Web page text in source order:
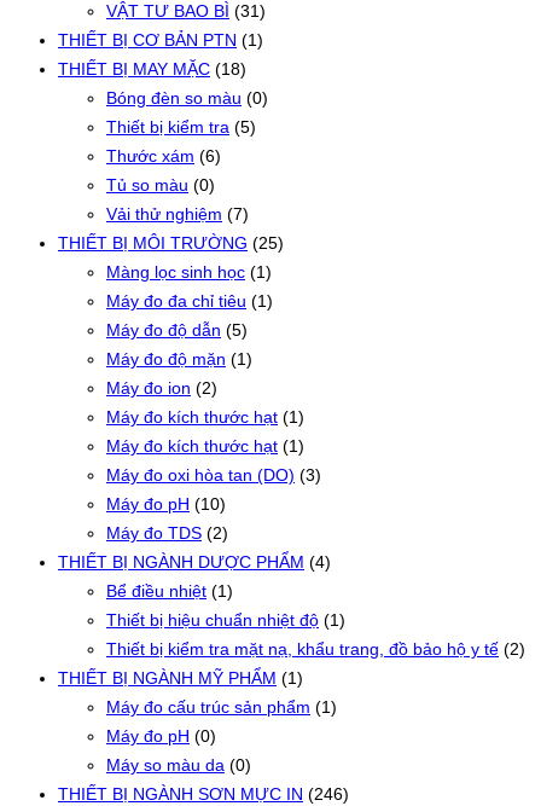
VẬT TƯ BAO BÌ (31)
THIẾT BỊ CƠ BẢN PTN (1)
THIẾT BỊ MAY MẶC (18)
Bóng đèn so màu (0)
Thiết bị kiểm tra (5)
Thước xám (6)
Tủ so màu (0)
Vải thử nghiệm (7)
THIẾT BỊ MÔI TRƯỜNG (25)
Màng lọc sinh học (1)
Máy đo đa chỉ tiêu (1)
Máy đo độ dẫn (5)
Máy đo độ mặn (1)
Máy đo ion (2)
Máy đo kích thước hạt (1)
Máy đo kích thước hạt (1)
Máy đo oxi hòa tan (DO) (3)
Máy đo pH (10)
Máy đo TDS (2)
THIẾT BỊ NGÀNH DƯỢC PHẨM (4)
Bể điều nhiệt (1)
Thiết bị hiệu chuẩn nhiệt độ (1)
Thiết bị kiểm tra mặt nạ, khẩu trang, đồ bảo hộ y tế (2)
THIẾT BỊ NGÀNH MỸ PHẨM (1)
Máy đo cấu trúc sản phẩm (1)
Máy đo pH (0)
Máy so màu da (0)
THIẾT BỊ NGÀNH SƠN MỰC IN (246)